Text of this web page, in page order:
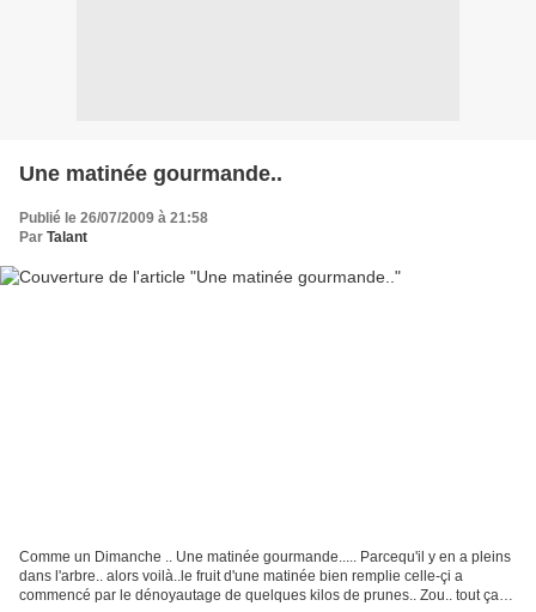
Une matinée gourmande..
Publié le 26/07/2009 à 21:58
Par Talant
Comme un Dimanche .. Une matinée gourmande..... Parcequ'il y en a pleins
dans l'arbre.. alors voilà..le fruit d'une matinée bien remplie celle-çi a
commencé par le dénoyautage de quelques kilos de prunes.. Zou.. tout ça